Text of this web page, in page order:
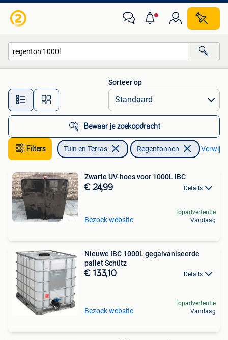
Alle afstanden…
Sorteer op
Bewaar je zoekopdracht
Filters Tuin en Terras Regentonnen
Zwarte UV-hoes voor 1000L IBC
€ 24,99 Details
Bezoek website
Topadvertentie
Vandaag
Nieuwe IBC 1000L gegalvaniseerde
pallet Schütz
€ 133,10 Details
Bezoek website
Topadvertentie
Vandaag